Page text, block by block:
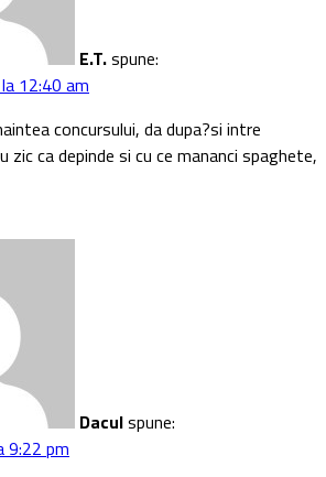
E.T.spune:
12:40 am
concursului, da dupa?si intre
zic ca depinde si cu ce mananci spaghete,
Daculspune:
9:22 pm